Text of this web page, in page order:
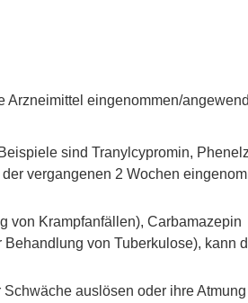
Arzneimittel eingenommen/
sind Tranylcypromin,
vergangenen 2 Wochen
von Krampfanfällen), Carbamazepin
von Tuberkulose), kann
auslösen oder ihre Atmung